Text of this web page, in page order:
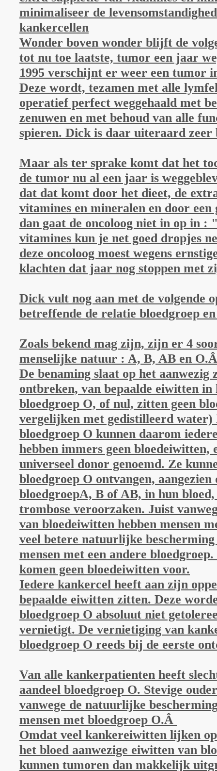
minimaliseer de
kankercellen
Wonder boven wonder blijft de
tot nu toe laatste, tumor een jaar
1995 verschijnt er weer een tumor
Deze wordt, tezamen met alle
operatief perfect weggehaald met
zenuwen en met behoud van alle
spieren. Dick is daar uiteraard
Maar als ter sprake komt dat het
de tumor nu al een jaar is
dat dat komt door het dieet, de
vitamines en mineralen en door een
dan gaat de oncoloog niet in op in :
vitamines kun je net goed dropjes
deze oncoloog moest wegens
klachten dat jaar nog stoppen met
Dick vult nog aan met de volgende
betreffende de relatie bloedgroep
Zoals bekend mag zijn, zijn er 4
menselijke natuur : A, B, AB en
De benaming slaat op het aanwezig
ontbreken, van bepaalde eiwitten
bloedgroep O, of nul, zitten geen
vergelijken met gedistilleerd water)
bloedgroep O kunnen daarom
hebben immers geen bloedeiwitten,
universeel donor genoemd. Ze
bloedgroep O ontvangen,
bloedgroepA, B of AB, in hun
trombose veroorzaken. Juist
van bloedeiwitten hebben mensen
veel betere natuurlijke
mensen met een andere bloedgroep.
komen geen bloedeiwitten voor.
Iedere kankercel heeft aan zijn
bepaalde eiwitten zitten. Deze
bloedgroep O absoluut niet
vernietigt. De vernietiging van
bloedgroep O reeds bij de eerste
Van alle kankerpatienten heeft
aandeel bloedgroep O. Stevige
vanwege de natuurlijke
mensen met bloedgroep O.Â
Omdat veel kankereiwitten lijken
het bloed aanwezige eiwitten van
kunnen tumoren dan makkelijk